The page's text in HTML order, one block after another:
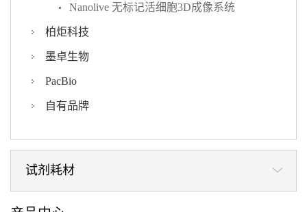
Nanolive 无标记活细胞3D成像系统
柏炬科技
墨卓生物
PacBio
自有品牌
试剂耗材